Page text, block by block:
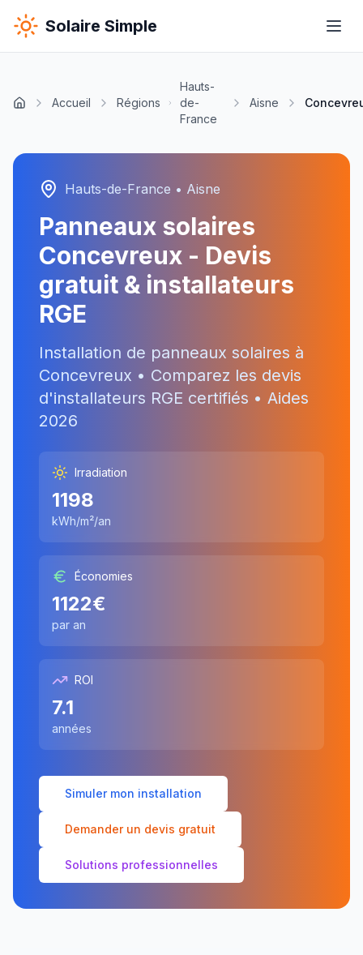
Solaire Simple
Accueil Régions
Hauts-
de-
France
Aisne
Hauts-de-France • Aisne
Panneaux solaires
Concevreux - Devis
gratuit & installateurs
RGE
Installation de panneaux solaires à
Concevreux • Comparez les devis
d'installateurs RGE certifiés • Aides
2026
Irradiation
1198
kWh/m²/an
Économies
1122€
par an
ROI
7.1
années
Simuler mon installation
Demander un devis gratuit
Solutions professionnelles